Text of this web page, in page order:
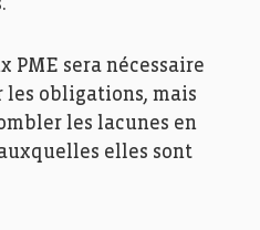
PME sera nécessaire
obligations, mais
les lacunes en
elles sont